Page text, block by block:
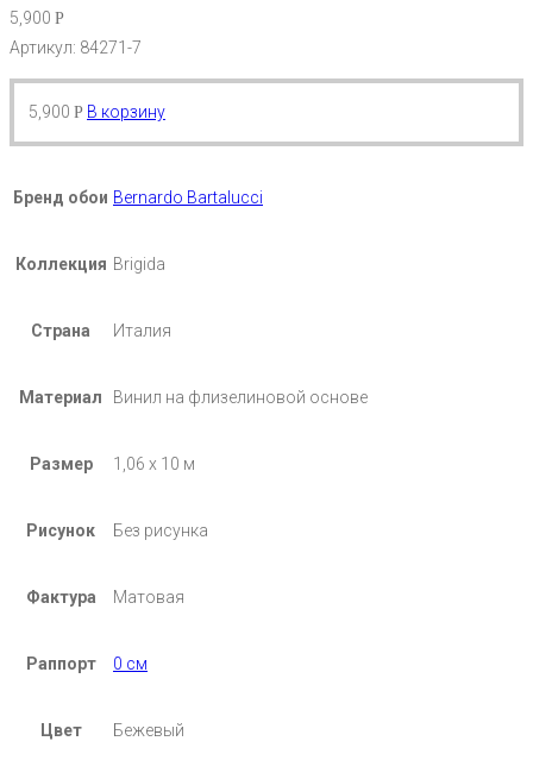
5,900 Р
Артикул: 84271-7
5,900 Р В корзину
Бренд обои Bernardo Bartalucci
Коллекция Brigida
Страна Италия
Материал Винил на флизелиновой основе
Размер 1,06 х 10 м
Рисунок Без рисунка
Фактура Матовая
Раппорт 0 см
Цвет Бежевый